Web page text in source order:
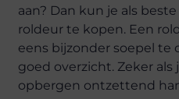
aan? Dan kun je als
roldeur te kopen. Een
eens bijzonder soepel te
goed overzicht. Zeker
opbergen ontzettend